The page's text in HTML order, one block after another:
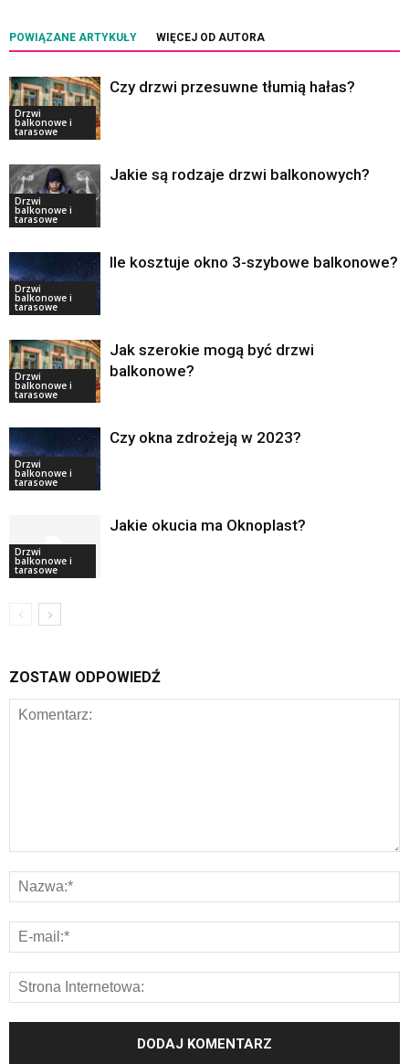
POWIĄZANE ARTYKUŁY WIĘCEJ OD AUTORA
Drzwi
balkonowe i
tarasowe
Czy drzwi przesuwne tłumią hałas?
Drzwi
balkonowe i
tarasowe
Jakie są rodzaje drzwi balkonowych?
Drzwi
balkonowe i
tarasowe
Ile kosztuje okno 3-szybowe balkonowe?
Drzwi
balkonowe i
tarasowe
Jak szerokie mogą być drzwi
balkonowe?
Drzwi
balkonowe i
tarasowe
Czy okna zdrożeją w 2023?
Drzwi
balkonowe i
tarasowe
Jakie okucia ma Oknoplast?
ZOSTAW ODPOWIEDŹ